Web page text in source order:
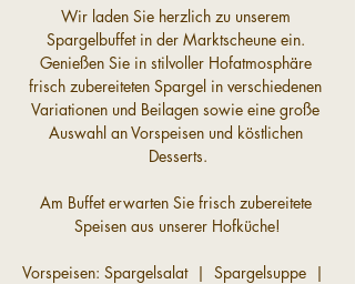
Wir laden Sie herzlich zu unserem
Spargelbuffet in der Marktscheune ein.
Genießen Sie in stilvoller Hofatmosphäre
frisch zubereiteten Spargel in verschiedenen
Variationen und Beilagen sowie eine große
Auswahl an Vorspeisen und köstlichen
Desserts.
Am Buffet erwarten Sie frisch zubereitete
Speisen aus unserer Hofküche!
Vorspeisen: Spargelsalat  |  Spargelsuppe  |